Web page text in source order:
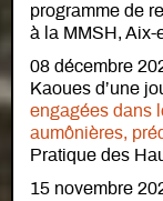
programme de
à la MMSH, Aix-
08 décembre
Kaoues d’une
engagées dans
aumônières,
Pratique des
15 novembre